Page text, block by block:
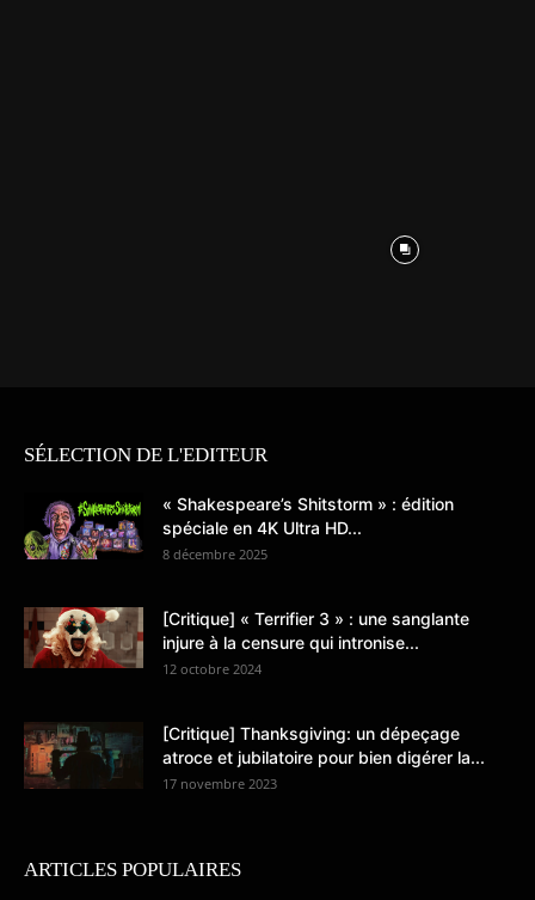
SÉLECTION DE L'EDITEUR
« Shakespeare’s Shitstorm » : édition
spéciale en 4K Ultra HD...
8 décembre 2025
[Critique] « Terrifier 3 » : une sanglante
injure à la censure qui intronise...
12 octobre 2024
[Critique] Thanksgiving: un dépeçage
atroce et jubilatoire pour bien digérer la...
17 novembre 2023
ARTICLES POPULAIRES